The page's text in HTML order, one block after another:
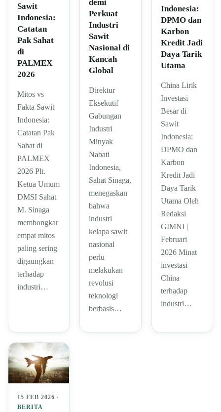
Sawit
Indonesia:
Catatan
Pak Sahat
di
PALMEX
2026
Mitos vs
Fakta Sawit
Indonesia:
Catatan Pak
Sahat di
PALMEX
2026 Plt.
Ketua Umum
DMSI Sahat
M. Sinaga
membongkar
empat mitos
paling sering
digaungkan
terhadap
industri…
demi
Perkuat
Industri
Sawit
Nasional di
Kancah
Global
Direktur
Eksekutif
Gabungan
Industri
Minyak
Nabati
Indonesia,
Sahat Sinaga,
menegaskan
bahwa
industri
kelapa sawit
nasional
perlu
melakukan
revolusi
teknologi
berbasis…
Indonesia:
DPMO dan
Karbon
Kredit Jadi
Daya Tarik
Utama
China Lirik
Investasi
Besar di
Sawit
Indonesia:
DPMO dan
Karbon
Kredit Jadi
Daya Tarik
Utama Oleh
Redaksi
GIMNI |
Februari
2026 Minat
investasi
China
terhadap
industri…
15 FEB 2026 ·
BERITA